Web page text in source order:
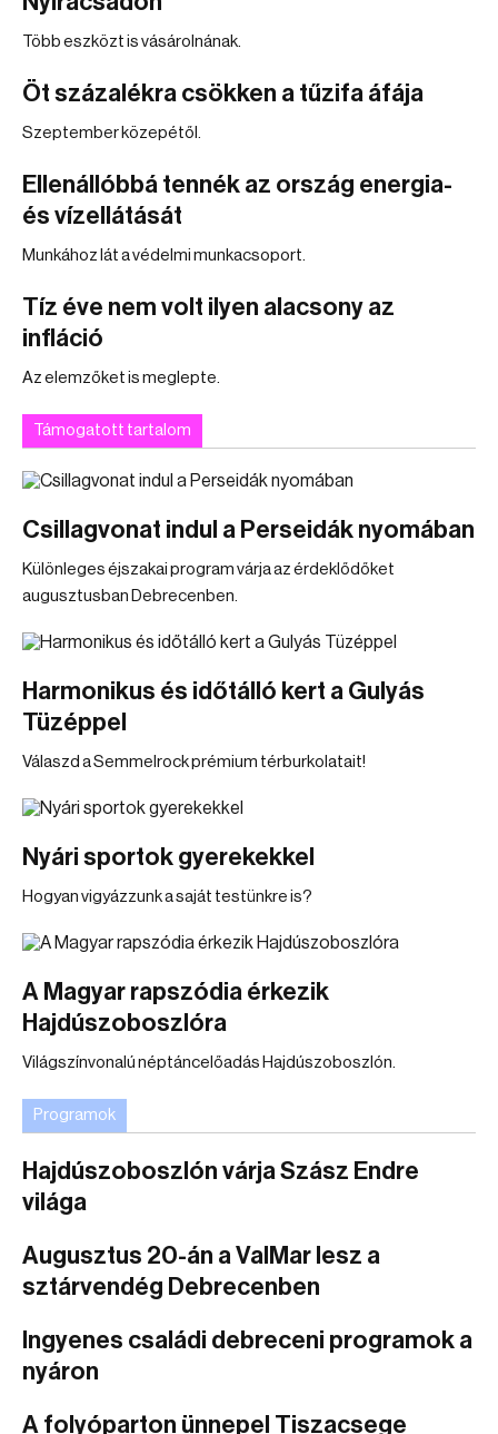
Több eszközt is vásárolnának.
Öt százalékra csökken a tűzifa áfája
Szeptember közepétől.
Ellenállóbbá tennék az ország energia-
és vízellátását
Munkához lát a védelmi munkacsoport.
Tíz éve nem volt ilyen alacsony az
infláció
Az elemzőket is meglepte.
Támogatott tartalom
Csillagvonat indul a Perseidák nyomában
Különleges éjszakai program várja az érdeklődőket
augusztusban Debrecenben.
Harmonikus és időtálló kert a Gulyás
Tüzéppel
Válaszd a Semmelrock prémium térburkolatait!
Nyári sportok gyerekekkel
Hogyan vigyázzunk a saját testünkre is?
A Magyar rapszódia érkezik
Hajdúszoboszlóra
Világszínvonalú néptáncelőadás Hajdúszoboszlón.
Programok
Hajdúszoboszlón várja Szász Endre
világa
Augusztus 20-án a ValMar lesz a
sztárvendég Debrecenben
Ingyenes családi debreceni programok a
nyáron
A folyóparton ünnepel Tiszacsege